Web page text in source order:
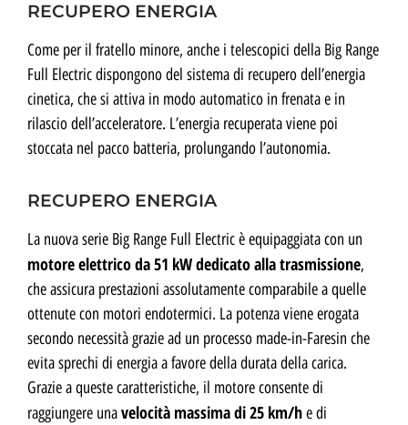
RECUPERO ENERGIA
Come per il fratello minore, anche i telescopici della Big Range
Full Electric dispongono del sistema di recupero dell’energia
cinetica, che si attiva in modo automatico in frenata e in
rilascio dell’acceleratore. L’energia recuperata viene poi
stoccata nel pacco batteria, prolungando l’autonomia.
RECUPERO ENERGIA
La nuova serie Big Range Full Electric è equipaggiata con un
motore elettrico da 51 kWdedicato alla trasmissione,
che assicura prestazioni assolutamente comparabile a quelle
ottenute con motori endotermici. La potenza viene erogata
secondo necessità grazie ad un processo made-in-Faresin che
evita sprechi di energia a favore della durata della carica.
Grazie a queste caratteristiche, il motore consente di
raggiungere unavelocità massima di 25 km/he di